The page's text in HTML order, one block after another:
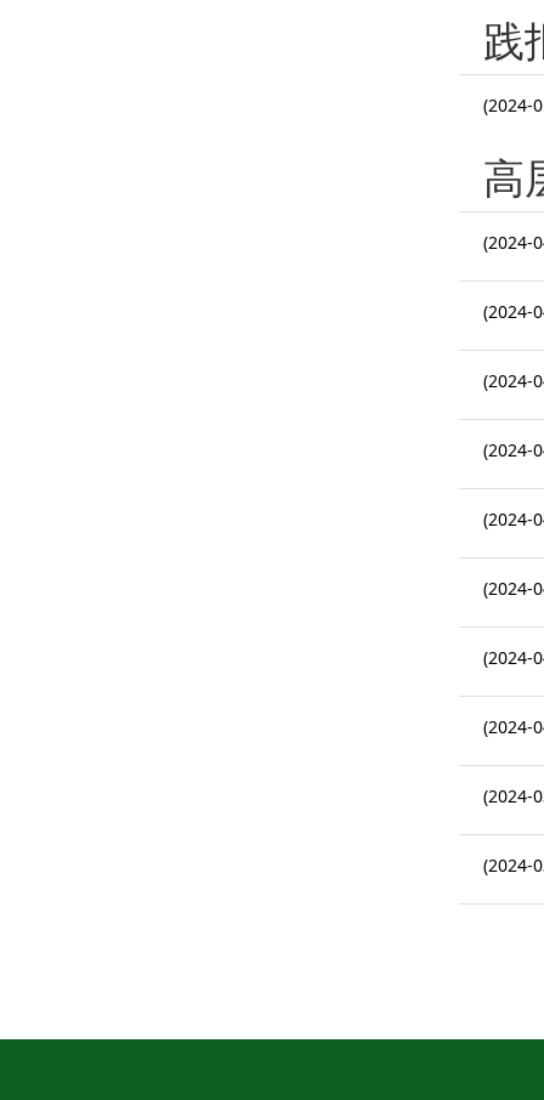
践
(2024-
高
(2024-
(2024-
(2024-
(2024-
(2024-
(2024-
(2024-
(2024-
(2024-
(2024-